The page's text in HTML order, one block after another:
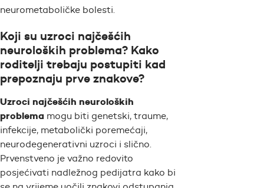
neurometaboličke bolesti.
Koji su uzroci najčešćih
neuroloških problema? Kako
roditelji trebaju postupiti kad
prepoznaju prve znakove?
Uzroci najčešćih neuroloških
problema mogu biti genetski, traume,
infekcije, metabolički poremećaji,
neurodegenerativni uzroci i slično.
Prvenstveno je važno redovito
posjećivati nadležnog pedijatra kako bi